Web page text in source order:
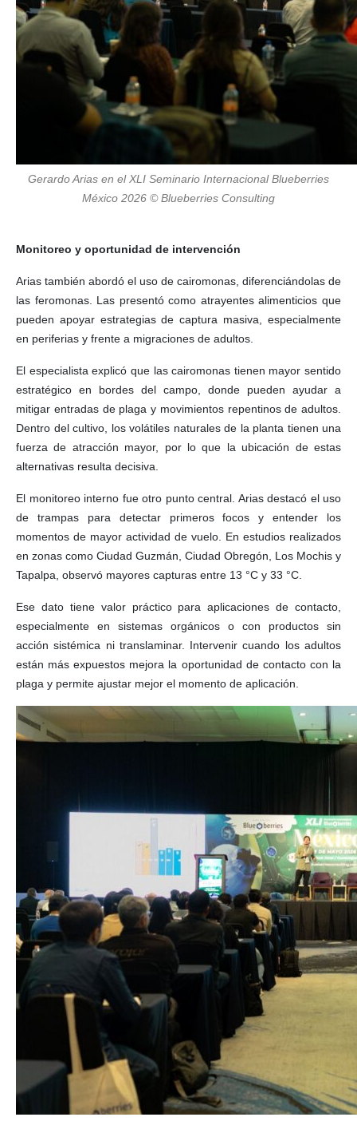
Gerardo Arias en el XLI Seminario Internacional Blueberries
México 2026 © Blueberries Consulting
Monitoreo y oportunidad de intervención
Arias también abordó el uso de cairomonas, diferenciándolas de
las feromonas. Las presentó como atrayentes alimenticios que
pueden apoyar estrategias de captura masiva, especialmente
en periferias y frente a migraciones de adultos.
El especialista explicó que las cairomonas tienen mayor sentido
estratégico en bordes del campo, donde pueden ayudar a
mitigar entradas de plaga y movimientos repentinos de adultos.
Dentro del cultivo, los volátiles naturales de la planta tienen una
fuerza de atracción mayor, por lo que la ubicación de estas
alternativas resulta decisiva.
El monitoreo interno fue otro punto central. Arias destacó el uso
de trampas para detectar primeros focos y entender los
momentos de mayor actividad de vuelo. En estudios realizados
en zonas como Ciudad Guzmán, Ciudad Obregón, Los Mochis y
Tapalpa, observó mayores capturas entre 13 °C y 33 °C.
Ese dato tiene valor práctico para aplicaciones de contacto,
especialmente en sistemas orgánicos o con productos sin
acción sistémica ni translaminar. Intervenir cuando los adultos
están más expuestos mejora la oportunidad de contacto con la
plaga y permite ajustar mejor el momento de aplicación.